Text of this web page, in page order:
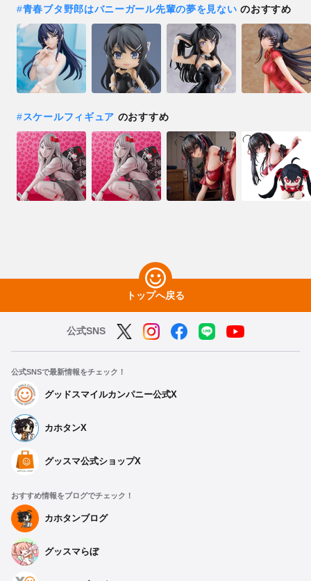
#青春ブタ野郎はバニーガール先輩の夢を見ない のおすすめ
#スケールフィギュア のおすすめ
トップへ戻る
公式SNS
公式SNSで最新情報をチェック！
グッドスマイルカンパニー公式X
カホタンX
グッスマ公式ショップX
おすすめ情報をブログでチェック！
カホタンブログ
グッスマらぼ